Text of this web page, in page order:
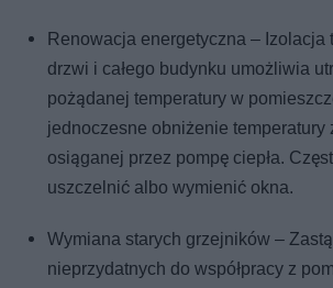
Renowacja energetyczna – Izolacja
drzwi i całego budynku umożliwia
pożądanej temperatury w
jednoczesne obniżenie temperatury
osiąganej przez pompę ciepła.
uszczelnić albo wymienić okna.
Wymiana starych grzejników –
nieprzydatnych do współpracy z